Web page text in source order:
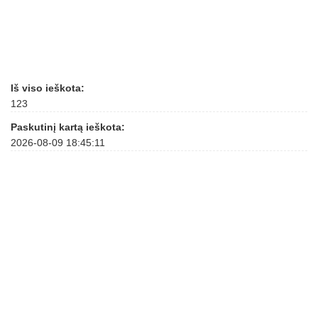
Iš viso ieškota:
123
Paskutinį kartą ieškota:
2026-08-09 18:45:11